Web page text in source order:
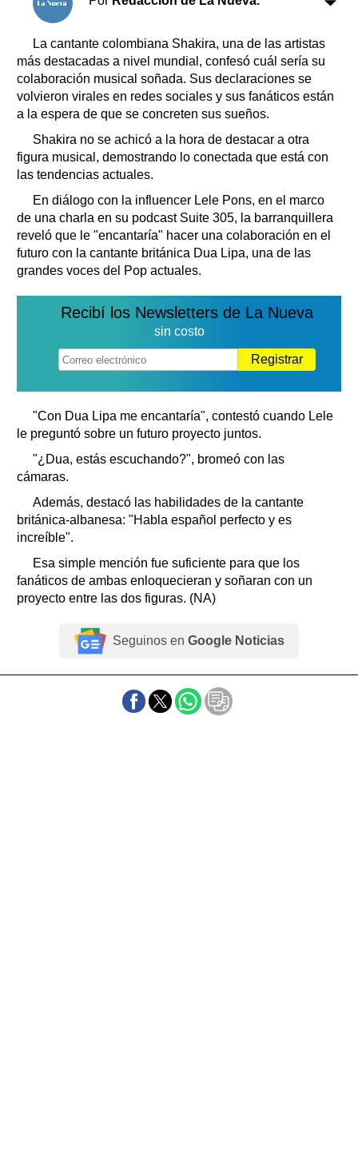
La cantante colombiana Shakira, una de las artistas
más destacadas a nivel mundial, confesó cuál sería su
colaboración musical soñada. Sus declaraciones se
volvieron virales en redes sociales y sus fanáticos están
a la espera de que se concreten sus sueños.
Shakira no se achicó a la hora de destacar a otra
figura musical, demostrando lo conectada que está con
las tendencias actuales.
En diálogo con la influencer Lele Pons, en el marco
de una charla en su podcast Suite 305, la barranquillera
reveló que le "encantaría" hacer una colaboración en el
futuro con la cantante británica Dua Lipa, una de las
grandes voces del Pop actuales.
Recibí los Newsletters de La Nueva
sin costo
Registrar
"Con Dua Lipa me encantaría", contestó cuando Lele
le preguntó sobre un futuro proyecto juntos.
"¿Dua, estás escuchando?", bromeó con las
cámaras.
Además, destacó las habilidades de la cantante
británica-albanesa: "Habla español perfecto y es
increíble".
Esa simple mención fue suficiente para que los
fanáticos de ambas enloquecieran y soñaran con un
proyecto entre las dos figuras. (NA)
Seguinos en Google Noticias